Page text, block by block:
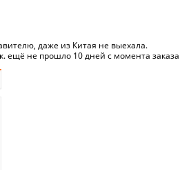
даже из Китая не выехала.
ещё не прошло 10 дней с момента